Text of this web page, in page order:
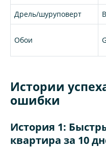
Дрель/шуруповерт
Обои
Истории
ошибки
История 1:
квартира за 10